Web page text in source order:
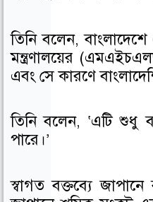
তিনি বলেন,
মন্ত্রণালয়ের
এবং সে কারণে
তিনি বলেন, ‘এটি শুধু
পারে।’
স্বাগত বক্তব্যে